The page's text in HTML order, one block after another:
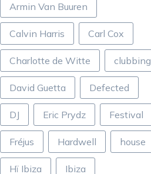
Armin Van Buuren
Calvin Harris Carl Cox
Charlotte de Witte clubbing
David Guetta Defected
DJ Eric Prydz Festival
Fréjus Hardwell house
Hï Ibiza Ibiza